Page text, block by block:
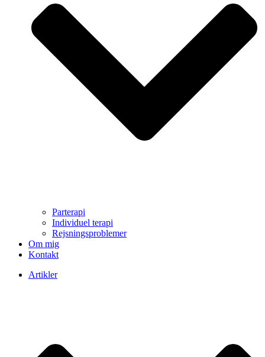
Parterapi
Individuel terapi
Rejsningsproblemer
Om mig
Kontakt
Artikler